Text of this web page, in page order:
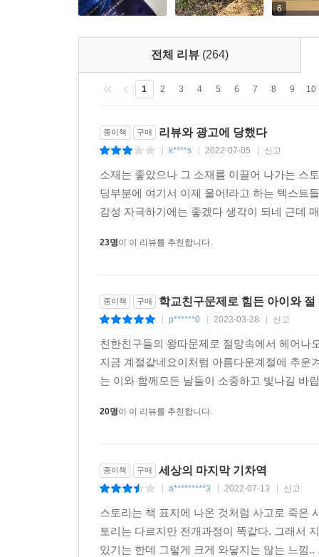
그리고 이는 피해자도 마찬가지다. 열차 안에
이별을 받아들인다. 특히 유가족은 이 세상의 마
눈물샘을 멈추지 않게 만든다. 또한 아픔에 공감
다시 힘을 내 오늘을 살아내 보자고 이야기하는
따뜻해지는 소설이다.
6
전체 리뷰 (264)
1 2 3 4 5 6 7 8 9 10
종이책 구매 리뷰와 광고에 당했다
k****s 2022-07-05 신고
소재는 좋았으나 그 소재를 이끌어 나가는 스
딩부분에 여기서 이제 울어!라고 하는 텍스트
감성 자극하기에는 좋겠다 생각이 되네 근데
23명이 이 리뷰를 추천합니다.
종이책 구매 학교친구문제로 힘든 아이와 절
p******0 2023-03-28 신고
친한친구들의 왕따문제로 절망속에서 헤어나
지금 계절같네요이처럼 아름다운계절에 추운
는 이와 함께모든 날들이 소중하고 빛나길 바
20명이 이 리뷰를 추천합니다.
종이책 구매 세상의 마지막 기차역
a*********3 2022-07-13 신고
스토리는 책 표지에 나온 것처럼 사고로 죽은
토리는 다르지만 전개과정이 똑같다. 그래서
있기는 한데 그렇게 크게 와닿지는 않는 느낌